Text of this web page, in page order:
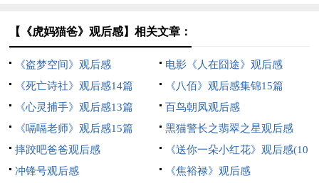
【《虎妈猫爸》观后感】相关文章：
《盗梦空间》观后感
电影《人在囧途》观后感
《死亡诗社》观后感14篇
《八佰》观后感集锦15篇
《心灵捕手》观后感13篇
百鸟朝凤观后感
《嗝嗝老师》观后感15篇
黑猫警长之翡翠之星观后感
摔跤吧爸爸观后感
《送你一朵小红花》观后感(10
篇)
冲锋号观后感 《焦裕禄》观后感